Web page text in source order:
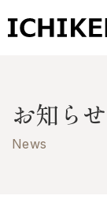
ブログ
お知らせ
News